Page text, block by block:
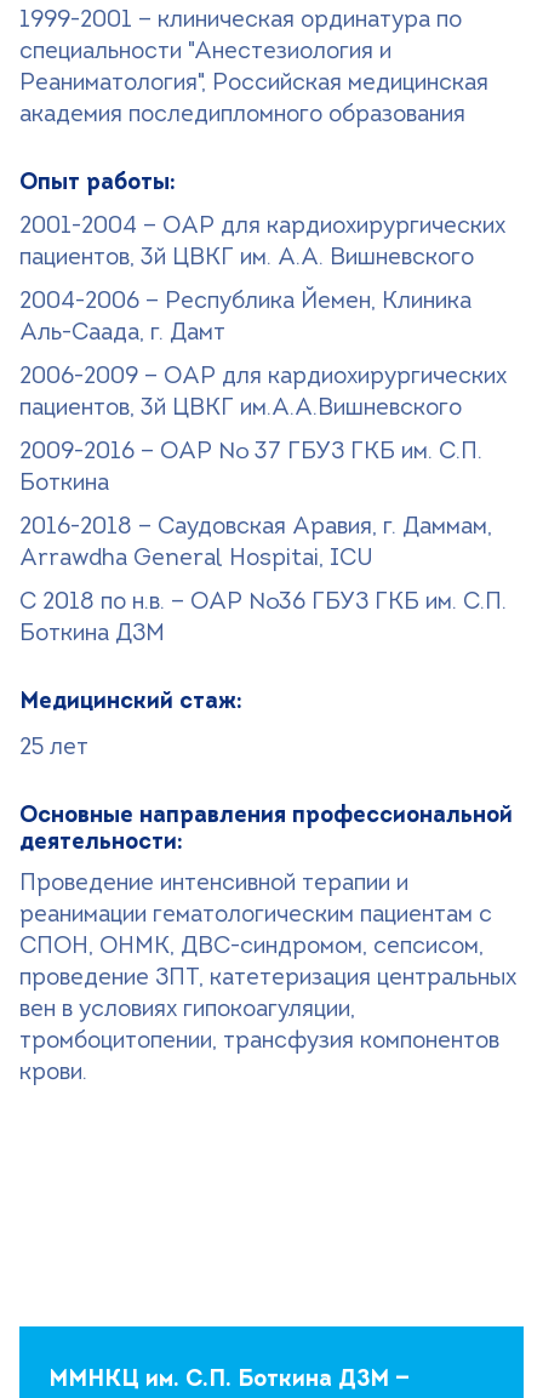
1999-2001 — клиническая ординатура по
специальности "Анестезиология и
Реаниматология", Российская медицинская
академия последипломного образования
Опыт работы:
2001-2004 — ОАР для кардиохирургических
пациентов, 3й ЦВКГ им. А.А. Вишневского
2004-2006 — Республика Йемен, Клиника
Аль-Саада, г. Дамт
2006-2009 — ОАР для кардиохирургических
пациентов, 3й ЦВКГ им.А.А.Вишневского
2009-2016 — ОАР № 37 ГБУЗ ГКБ им. С.П.
Боткина
2016-2018 — Саудовская Аравия, г. Даммам,
Arrawdha General Hospitai, ICU
С 2018 по н.в. — ОАР №36 ГБУЗ ГКБ им. С.П.
Боткина ДЗМ
Медицинский стаж:
25 лет
Основные направления профессиональной
деятельности:
Проведение интенсивной терапии и
реанимации гематологическим пациентам с
СПОН, ОНМК, ДВС-синдромом, сепсисом,
проведение ЗПТ, катетеризация центральных
вен в условиях гипокоагуляции,
тромбоцитопении, трансфузия компонентов
крови.
ММНКЦ им. С.П. Боткина ДЗМ —